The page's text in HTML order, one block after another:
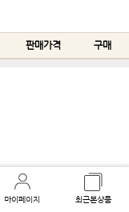
마이페이지 최근본상품
판매가격 구매